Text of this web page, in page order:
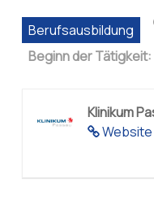
Berufsausbildung
Beginn der Tätigkeit:
Website
Klinikum